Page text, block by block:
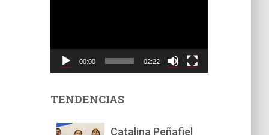
t
00:00 02:22
TENDENCIAS
Catalina Peñafiel